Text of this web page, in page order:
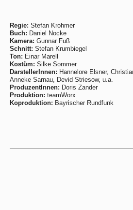
Regie: Stefan Krohmer
Buch: Daniel Nocke
Kamera: Gunnar Fuß
Schnitt: Stefan Krumbiegel
Ton: Einar Marell
Kostüm: Silke Sommer
DarstellerInnen: Hannelore Elsner,
Anneke Sarnau, Devid Striesow, u.a.
ProduzentInnen: Doris Zander
Produktion: teamWorx
Koproduktion: Bayrischer Rundfunk